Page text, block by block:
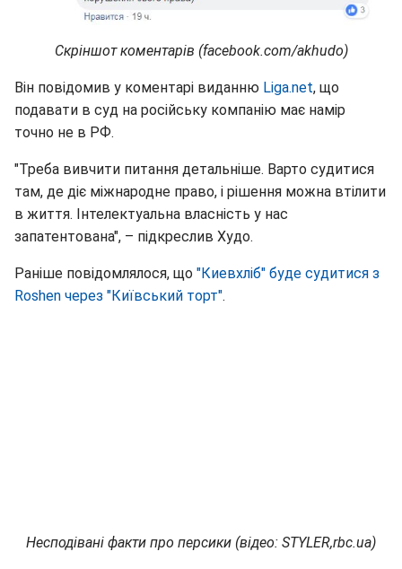
Скріншот коментарів (facebook.com/akhudo)
Він повідомив у коментарі виданню Liga.net, що
подавати в суд на російську компанію має намір
точно не в РФ.
"Треба вивчити питання детальніше. Варто судитися
там, де діє міжнародне право, і рішення можна втілити
в життя. Інтелектуальна власність у нас
запатентована", – підкреслив Худо.
Раніше повідомлялося, що "Киевхліб" буде судитися з
Roshen через "Київський торт".
Несподівані факти про персики (відео: STYLER,rbc.ua)